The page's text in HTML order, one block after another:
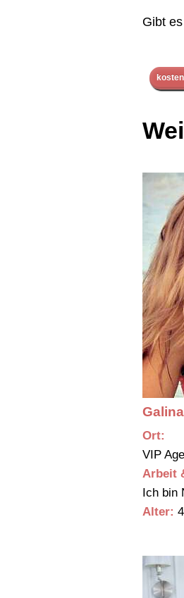
Gibt
Galina
Ort:
VIP
Arbeit
Ich bin
Alter: